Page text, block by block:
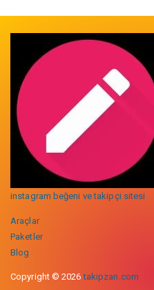
instagram beğeni ve takipçi sitesi
Araçlar
Paketler
Blog
Copyright © 2026takipzan.com